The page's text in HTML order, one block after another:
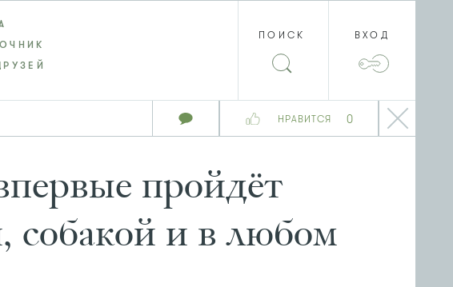
НРАВИТСЯ 0
ПОИСК ВХОД
пройдёт
собакой и в любом